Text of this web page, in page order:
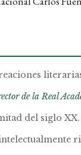
de la Real
del siglo